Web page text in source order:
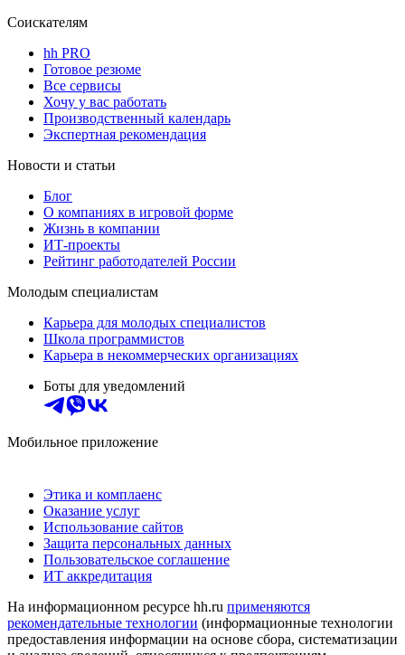
Соискателям
hh PRO
Готовое резюме
Все сервисы
Хочу у вас работать
Производственный календарь
Экспертная рекомендация
Новости и статьи
Блог
О компаниях в игровой форме
Жизнь в компании
ИТ-проекты
Рейтинг работодателей России
Молодым специалистам
Карьера для молодых специалистов
Школа программистов
Карьера в некоммерческих организациях
Боты для уведомлений
Мобильное приложение
Этика и комплаенс
Оказание услуг
Использование сайтов
Защита персональных данных
Пользовательское соглашение
ИТ аккредитация
На информационном ресурсе hh.ru применяются
рекомендательные технологии (информационные технологии
предоставления информации на основе сбора, систематизации